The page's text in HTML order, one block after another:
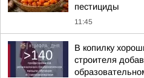
пестициды
11:45
В копилку
строителя